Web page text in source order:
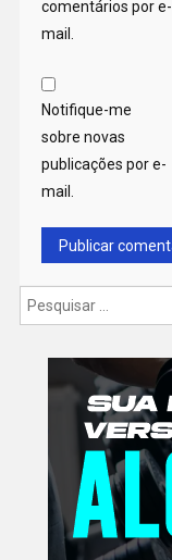
comentários por e-
mail.
Notifique-me
sobre novas
publicações por e-
mail.